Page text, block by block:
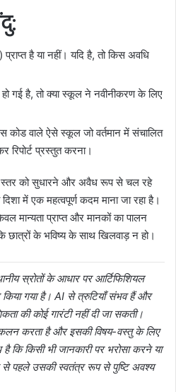
है या नहीं। यदि है, तो किस अवधि
हो गई है, तो क्या स्कूल ने नवीनीकरण के लिए
कोड वाले ऐसे स्कूल जो वर्तमान में संचालित
रिपोर्ट प्रस्तुत करना।
स्तर को सुधारने और अवैध रूप से चल रहे
में एक महत्वपूर्ण कदम माना जा रहा है।
मान्यता प्राप्त और मानकों का पालन
छात्रों के भविष्य के साथ खिलवाड़ न हो।
स्रोतों के आधार पर आर्टिफिशियल
गया है। AI से त्रुटियाँ संभव हैं और
की कोई गारंटी नहीं दी जा सकती।
करता है और इसकी विषय-वस्तु के लिए
कि किसी भी जानकारी पर भरोसा करने या
से पहले उसकी स्वतंत्र रूप से पुष्टि अवश्य